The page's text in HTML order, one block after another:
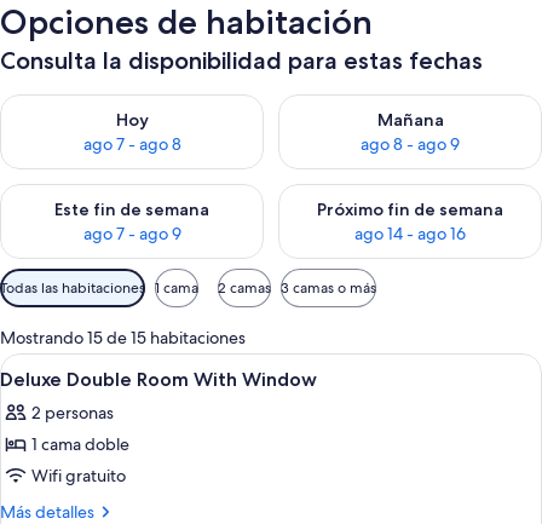
Opciones de habitación
Consulta la disponibilidad para estas fechas
Hoy
ago 7 - ago 8
Consulta la disponibilidad para hoy ago 7 - ago 8
Mañana
ago 8 - ago 9
Consulta la disponibilidad
Este fin de semana
ago 7 - ago 9
Consulta la disponibilidad para este fin de semana ago 7 -
Próximo fin de semana
ago 14 - ago 16
Consulta la disponibilidad
Filtros
disponibles
para
las
habitaciones
Todas las habitaciones 1 cama 2 camas 3 camas o más
Mostrando 15 de 15 habitaciones
Ver
todas
las
fotos
de
Deluxe
Ropa de cama de alta calidad,
4
Deluxe Double Room With Window
2 personas
1 cama doble
Wifi gratuito
Más detalles
Más